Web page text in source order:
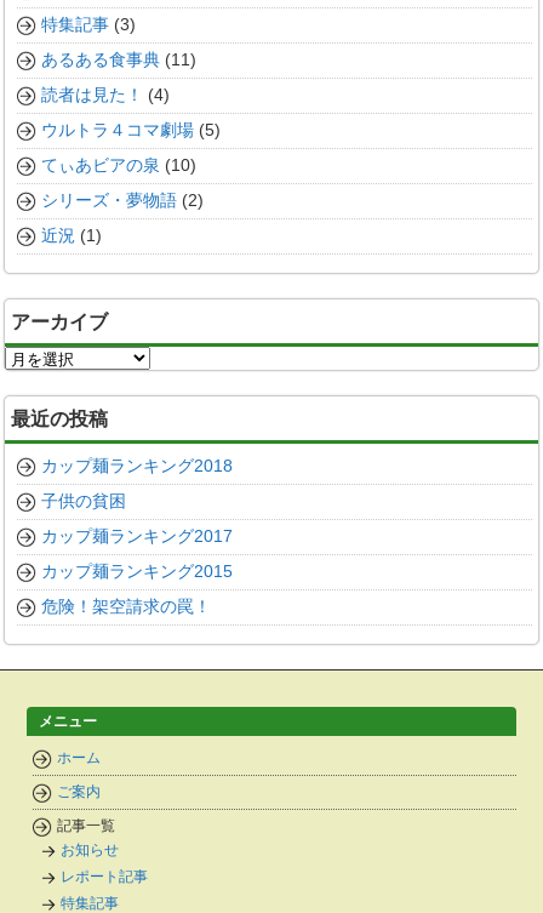
特集記事 (3)
あるある食事典 (11)
読者は見た！
(4)
ウルトラ４コマ劇場 (5)
てぃあビアの泉 (10)
シリーズ・夢物語 (2)
近況 (1)
アーカイブ
ア
ー
カ
イ
ブ
最近の投稿
カップ麺ランキング2018
子供の貧困
カップ麺ランキング2017
カップ麺ランキング2015
危険！架空請求の罠！
メニュー
ホーム
ご案内
記事一覧
お知らせ
レポート記事
特集記事